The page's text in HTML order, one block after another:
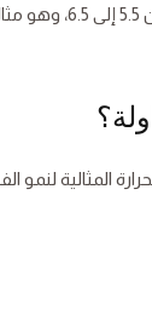
تفضل أنظمة الزراعة